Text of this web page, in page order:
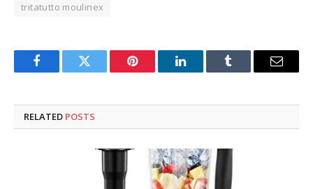
tritatutto moulinex
FacebookTwitter Pinterest LinkedInTumblr Email
RELATED POSTS